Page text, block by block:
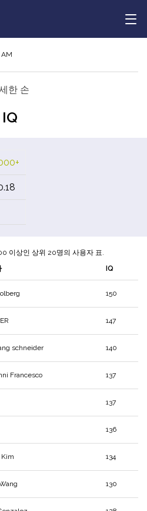
한 손
이상인 상위 20명의 사용자 표.
IQ
150
147
schneider 140
Francesco 137
137
136
134
130